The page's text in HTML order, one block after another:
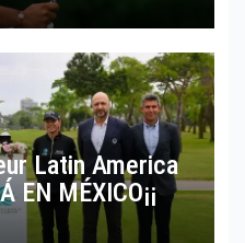
Latin America
EN MÉXICO¡¡